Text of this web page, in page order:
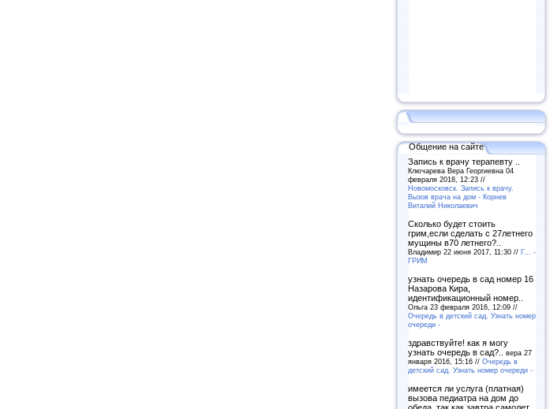
Общение на сайте
Запись к врачу терапевту ..
Ключарева Вера Георгиевна 04
февраля 2018, 12:23 //
Новомосковск. Запись к врачу.
Вызов врача на дом - Корнев
Виталий Николаевич
Сколько будет стоить
грим,если сделать с 27летнего
мущины в70 летнего?..
Владимир 22 июня 2017, 11:30 // Г... -
ГРИМ
узнать очередь в сад номер 16
Назарова Кира,
идентификационный номер..
Ольга 23 февраля 2016, 12:09 //
Очередь в детский сад. Узнать номер
очереди -
здравствуйте! как я могу
узнать очередь в сад?.. вера 27
января 2016, 15:16 // Очередь в
детский сад. Узнать номер очереди -
имеется ли услуга (платная)
вызова педиатра на дом до